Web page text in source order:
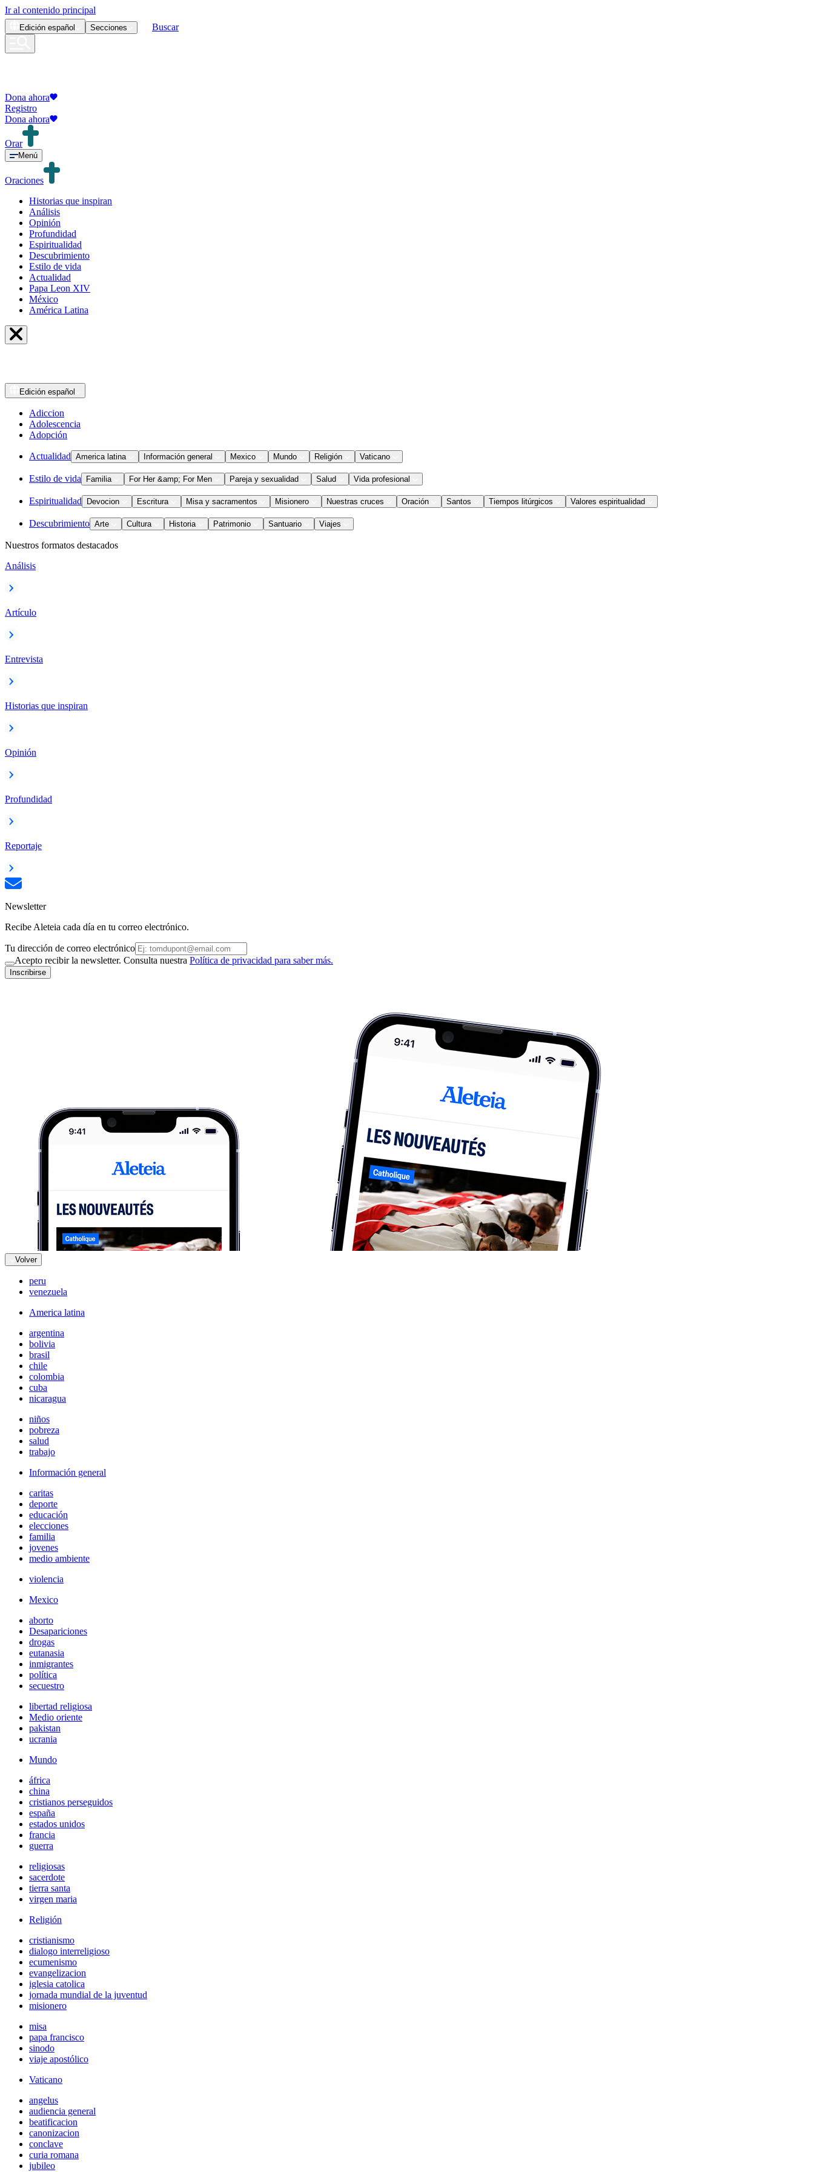
Ir al contenido principal
Edición español Secciones Buscar
Dona ahora
Registro
Dona ahora
Orar
Menú
Oraciones
Historias que inspiran
Análisis
Opinión
Profundidad
Espiritualidad
Descubrimiento
Estilo de vida
Actualidad
Papa Leon XIV
México
América Latina
Edición español
Adiccion
Adolescencia
Adopción
Actualidad America latina Información general Mexico Mundo Religión Vaticano
Estilo de vida Familia For Her &amp; For Men Pareja y sexualidad Salud Vida profesional
Espiritualidad Devocion Escritura Misa y sacramentos Misionero Nuestras cruces Oración Santos Tiempos litúrgicos Valores espiritualidad
Descubrimiento Arte Cultura Historia Patrimonio Santuario Viajes
Nuestros formatos destacados
Análisis
Artículo
Entrevista
Historias que inspiran
Opinión
Profundidad
Reportaje
Newsletter
Recibe Aleteia cada día en tu correo electrónico.
Tu dirección de correo electrónico
Acepto recibir la newsletter. Consulta nuestra Política de privacidad para saber más.
Inscribirse
Volver
peru
venezuela
America latina
argentina
bolivia
brasil
chile
colombia
cuba
nicaragua
niños
pobreza
salud
trabajo
Información general
caritas
deporte
educación
elecciones
familia
jovenes
medio ambiente
violencia
Mexico
aborto
Desapariciones
drogas
eutanasia
inmigrantes
política
secuestro
libertad religiosa
Medio oriente
pakistan
ucrania
Mundo
áfrica
china
cristianos perseguidos
españa
estados unidos
francia
guerra
religiosas
sacerdote
tierra santa
virgen maria
Religión
cristianismo
dialogo interreligioso
ecumenismo
evangelizacion
iglesia catolica
jornada mundial de la juventud
misionero
misa
papa francisco
sinodo
viaje apostólico
Vaticano
angelus
audiencia general
beatificacion
canonizacion
conclave
curia romana
jubileo